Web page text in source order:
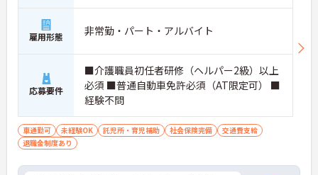
雇用形態 非常勤・パート・アルバイト
応募要件
■介護職員初任者研修（ヘルパー2級）以上
必須 ■普通自動車免許必須（AT限定可） ■
経験不問
車通勤可 未経験OK 託児所・育児補助 社会保険完備
交通費支給
退職金制度あり